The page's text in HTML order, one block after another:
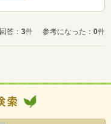
回答： 3件 参考になった： 0件